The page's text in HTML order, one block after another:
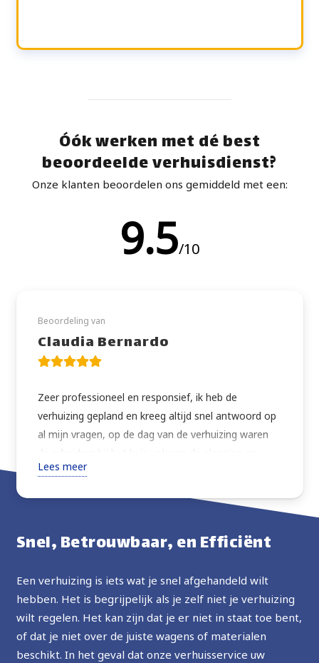
Óók werken met dé best
beoordeelde verhuisdienst?
Onze klanten beoordelen ons gemiddeld met een:
9.5/10
Beoordeling van
Claudia Bernardo
Zeer professioneel en responsief, ik heb de
verhuizing gepland en kreeg altijd snel antwoord op
al mijn vragen, op de dag van de verhuizing waren
de arbeiders bij het huis volgens de planning en
verhuisden alles wat ik vroeg met extra zorg. Zeer
over de beste manier om verder te gaan. Goede
de service opnieuw gebruiken.
Lees meer
Snel, Betrouwbaar, en Efficiënt
Een verhuizing is iets wat je snel afgehandeld wilt
hebben. Het is begrijpelijk als je zelf niet je verhuizing
wilt regelen. Het kan zijn dat je er niet in staat toe bent,
of dat je niet over de juiste wagens of materialen
beschikt. In het geval dat onze verhuisservice uw